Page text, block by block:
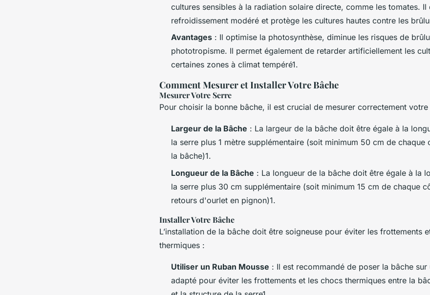
cultures sensibles à la radiation solaire directe, comme les tomates.
refroidissement modéré et protège les cultures hautes contre les
Avantages : Il optimise la photosynthèse, diminue les risques de
phototropisme. Il permet également de retarder artificiellement les
certaines zones à climat tempéré1.
Comment Mesurer et Installer Votre Bâche
Mesurer Votre Serre
Pour choisir la bonne bâche, il est crucial de mesurer correctement votre
Largeur de la Bâche : La largeur de la bâche doit être égale à la
la serre plus 1 mètre supplémentaire (soit minimum 50 cm de chaque
la bâche)1.
Longueur de la Bâche : La longueur de la bâche doit être égale à la
la serre plus 30 cm supplémentaire (soit minimum 15 cm de chaque
retours d'ourlet en pignon)1.
Installer Votre Bâche
L’installation de la bâche doit être soigneuse pour éviter les frottements
thermiques :
Utiliser un Ruban Mousse : Il est recommandé de poser la bâche sur
adapté pour éviter les frottements et les chocs thermiques entre la